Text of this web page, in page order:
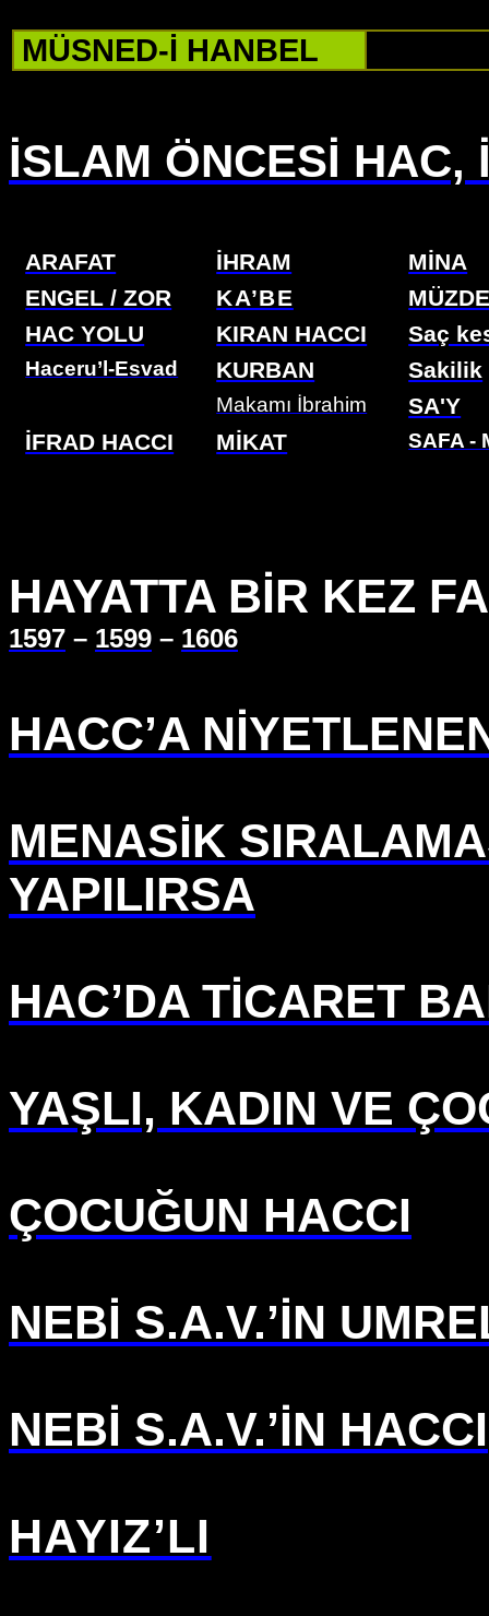
MÜSNED-İ HANBEL
İSLAM ÖNCESİ HAC,
ARAFAT İHRAM
MİNA
ENGEL / ZOR
KA’BE
HAC YOLU
KIRAN HACCI Saç
Haceru’l-Esvad KURBAN Sakilik
Makamı İbrahim
SA'Y
İFRAD HACCI
MİKAT SAFA -
HAYATTA BİR KEZ
1597 – 1599 – 1606
HACC’A
MENASİK
YAPILIRSA
HAC’DA TİCARET
YAŞLI, KADIN VE
ÇOCUĞUN HACCI
NEBİ S.A.V.’İN
NEBİ S.A.V.’İN HACCI
HAYIZ’LI